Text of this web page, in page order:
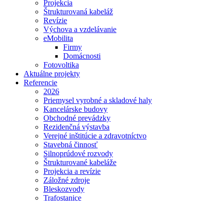
Projekcia
Štrukturovaná kabeláž
Revízie
Výchova a vzdelávanie
eMobilita
Firmy
Domácnosti
Fotovoltika
Aktuálne projekty
Referencie
2026
Priemysel vyrobné a skladové haly
Kancelárske budovy
Obchodné prevádzky
Rezidenčná výstavba
Verejné inštitúcie a zdravotníctvo
Stavebná činnosť
Silnoprúdové rozvody
Štrukturované kabeláže
Projekcia a revízie
Záložné zdroje
Bleskozvody
Trafostanice